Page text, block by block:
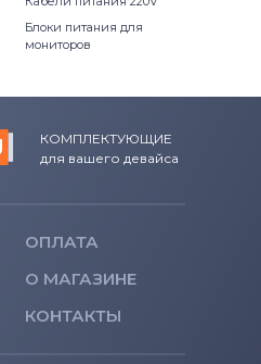
Блоки питания для
мониторов
КОМПЛЕКТУЮЩИЕ
для вашего девайса
ОПЛАТА
О МАГАЗИНЕ
КОНТАКТЫ